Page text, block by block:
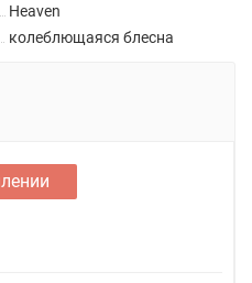
Heaven
колеблющаяся блесна